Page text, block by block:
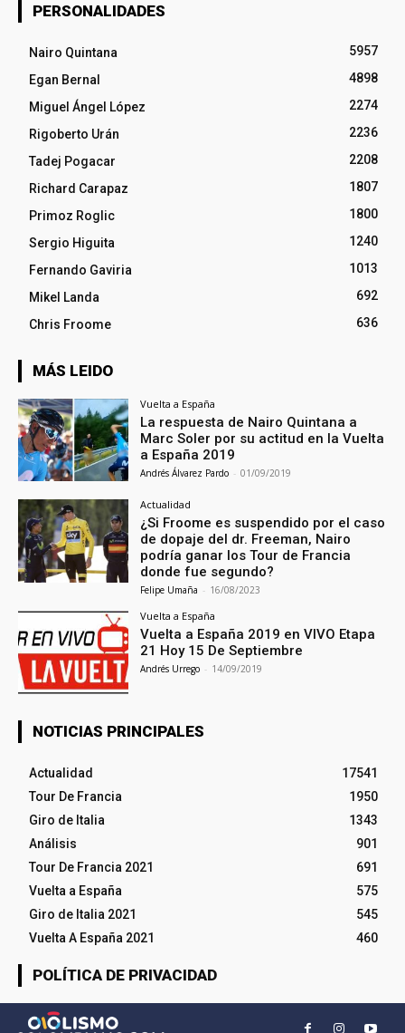
PERSONALIDADES
Nairo Quintana
5957
Egan Bernal
4898
Miguel Ángel López
2274
Rigoberto Urán
2236
Tadej Pogacar
2208
Richard Carapaz
1807
Primoz Roglic
1800
Sergio Higuita
1240
Fernando Gaviria
1013
Mikel Landa
692
Chris Froome
636
MÁS LEIDO
Vuelta a España
La respuesta de Nairo Quintana a
Marc Soler por su actitud en la Vuelta
a España 2019
Andrés Álvarez Pardo - 01/09/2019
Actualidad
¿Si Froome es suspendido por el caso
de dopaje del dr. Freeman, Nairo
podría ganar los Tour de Francia
donde fue segundo?
Felipe Umaña - 16/08/2023
Vuelta a España
Vuelta a España 2019 en VIVO Etapa
21 Hoy 15 De Septiembre
Andrés Urrego - 14/09/2019
NOTICIAS PRINCIPALES
Actualidad
17541
Tour De Francia
1950
Giro de Italia
1343
Análisis
901
Tour De Francia 2021
691
Vuelta a España
575
Giro de Italia 2021
545
Vuelta A España 2021
460
POLÍTICA DE PRIVACIDAD